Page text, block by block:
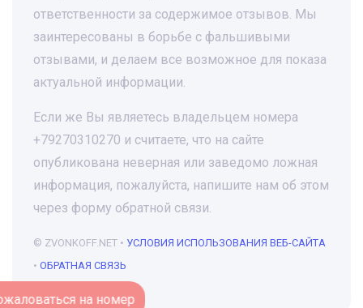
ответственности за содержимое отзывов. Мы
заинтересованы в борьбе с фальшивыми
отзывами, и делаем все возможное для показа
актуальной информации.
Если же Вы являетесь владельцем номера
+79270310270 и считаете, что на сайте
опубликована неверная или заведомо ложная
информация, пожалуйста, напишите нам об этом
через форму обратной связи.
© ZVONKOFF.NET • УСЛОВИЯ ИСПОЛЬЗОВАНИЯ ВЕБ-САЙТА
• ОБРАТНАЯ СВЯЗЬ
Пожаловаться на номер